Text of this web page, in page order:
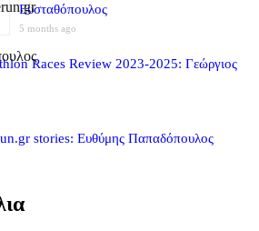
Ευσταθόπουλος
5 months ago
Races Review 2023-2025: Γεώργιος
stories: Ευθύμης Παπαδόπουλος